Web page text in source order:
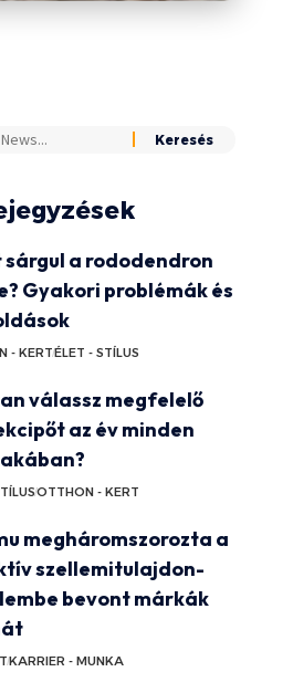
sárgul a rododendron
Gyakori problémák és
- KERTÉLET - STÍLUS
válassz megfelelő
az év minden
OTTHON - KERT
megháromszorozta a
szellemitulajdon-
bevont márkák
KARRIER - MUNKA